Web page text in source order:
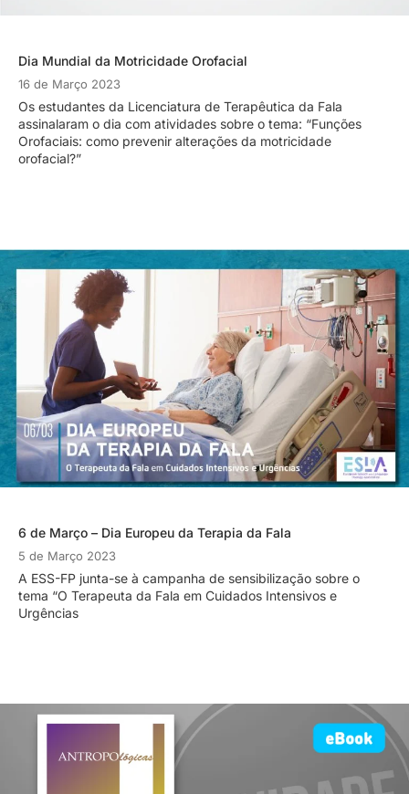
Dia Mundial da Motricidade Orofacial
16 de Março 2023
Os estudantes da Licenciatura de Terapêutica da Fala
assinalaram o dia com atividades sobre o tema: “Funções
Orofaciais: como prevenir alterações da motricidade
orofacial?”
6 de Março – Dia Europeu da Terapia da Fala
5 de Março 2023
A ESS-FP junta-se à campanha de sensibilização sobre o
tema “O Terapeuta da Fala em Cuidados Intensivos e
Urgências